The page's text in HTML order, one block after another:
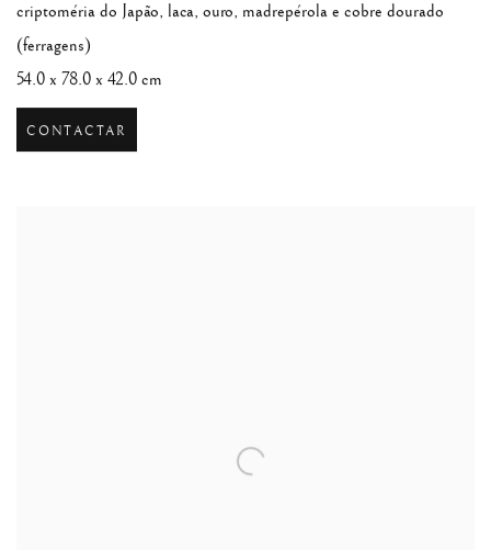
criptoméria do Japão, laca, ouro, madrepérola e cobre dourado
(ferragens)
54.0 x 78.0 x 42.0 cm
CONTACTAR